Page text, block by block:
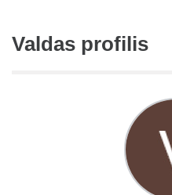
Valdas profilis